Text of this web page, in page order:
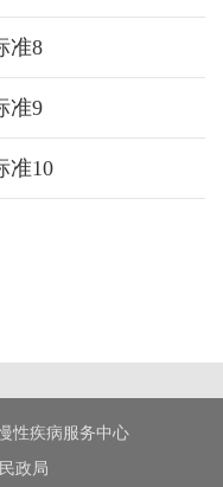
准8
准9
准10
性疾病服务中心
政局